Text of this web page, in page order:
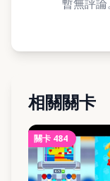
暫無評論
相關關卡
關卡 484